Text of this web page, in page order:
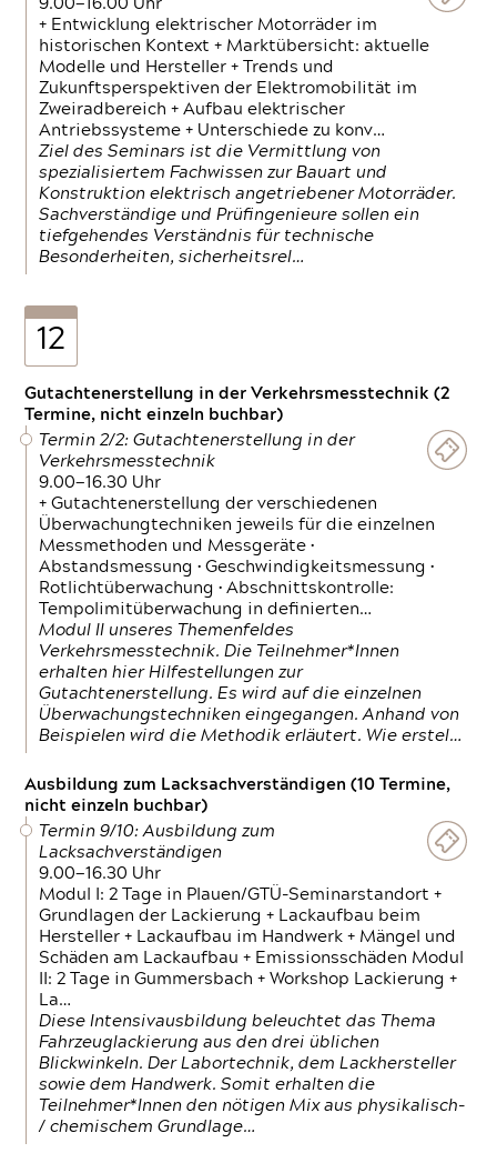
9.00—16.00 Uhr
+ Entwicklung elektrischer Motorräder im
historischen Kontext + Marktübersicht: aktuelle
Modelle und Hersteller + Trends und
Zukunftsperspektiven der Elektromobilität im
Zweiradbereich + Aufbau elektrischer
Antriebssysteme + Unterschiede zu konv…
Ziel des Seminars ist die Vermittlung von
spezialisiertem Fachwissen zur Bauart und
Konstruktion elektrisch angetriebener Motorräder.
Sachverständige und Prüfingenieure sollen ein
tiefgehendes Verständnis für technische
Besonderheiten, sicherheitsrel…
12
Gutachtenerstellung in der Verkehrsmesstechnik (2
Termine, nicht einzeln buchbar)
Termin 2/2: Gutachtenerstellung in der
Verkehrsmesstechnik
9.00—16.30 Uhr
+ Gutachtenerstellung der verschiedenen
Überwachungtechniken jeweils für die einzelnen
Messmethoden und Messgeräte •
Abstandsmessung • Geschwindigkeitsmessung •
Rotlichtüberwachung • Abschnittskontrolle:
Tempolimitüberwachung in definierten…
Modul II unseres Themenfeldes
Verkehrsmesstechnik. Die Teilnehmer*Innen
erhalten hier Hilfestellungen zur
Gutachtenerstellung. Es wird auf die einzelnen
Überwachungstechniken eingegangen. Anhand von
Beispielen wird die Methodik erläutert. Wie erstel…
Ausbildung zum Lacksachverständigen (10 Termine,
nicht einzeln buchbar)
Termin 9/10: Ausbildung zum
Lacksachverständigen
9.00—16.30 Uhr
Modul I: 2 Tage in Plauen/GTÜ-Seminarstandort +
Grundlagen der Lackierung + Lackaufbau beim
Hersteller + Lackaufbau im Handwerk + Mängel und
Schäden am Lackaufbau + Emissionsschäden Modul
II: 2 Tage in Gummersbach + Workshop Lackierung +
La…
Diese Intensivausbildung beleuchtet das Thema
Fahrzeuglackierung aus den drei üblichen
Blickwinkeln. Der Labortechnik, dem Lackhersteller
sowie dem Handwerk. Somit erhalten die
Teilnehmer*Innen den nötigen Mix aus physikalisch-
/ chemischem Grundlage…